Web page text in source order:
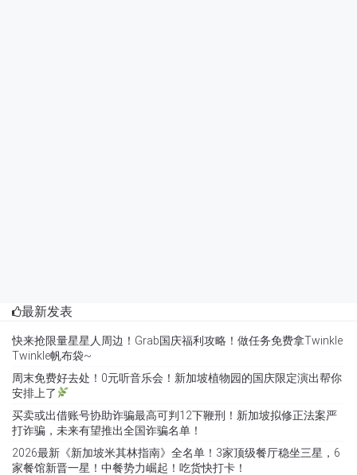
最新发表
快来抢限量星星人周边！Grab国庆福利攻略！做任务免费拿Twinkle
Twinkle帆布袋~
周末免费好去处！0元听音乐会！新加坡植物园的国庆限定演出帮你
安排上了
买卖或出借账号协助诈骗最高可判12下鞭刑！新加坡拟修正法案严
打诈骗，未来有望推出全国诈骗名单！
2026最新《新加坡米其林指南》全名单！3家顶级餐厅稳坐三星，6
家餐馆新晋一星！中餐势力崛起！吃货快打卡！